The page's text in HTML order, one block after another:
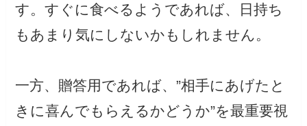
す。すぐに食べるようであれば、日持ち
もあまり気にしないかもしれません。
一方、贈答用であれば、”相手にあげたと
きに喜んでもらえるかどうか”を最重要視